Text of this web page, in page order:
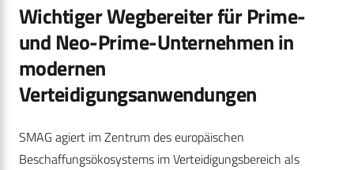
Wichtiger Wegbereiter für Prime-
und Neo-Prime-Unternehmen in
modernen
Verteidigungsanwendungen
SMAG agiert im Zentrum des europäischen
Beschaffungsökosystems im Verteidigungsbereich als